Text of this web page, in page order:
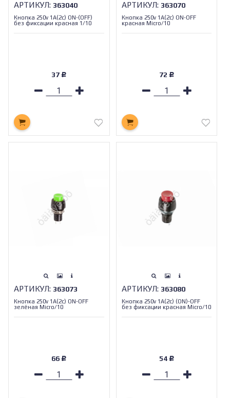
АРТИКУЛ: 363040
Кнопка 250v 1A(2c) ON-(OFF)
без фиксации красная 1/10
37 Р
АРТИКУЛ: 363070
Кнопка 250v 1A(2c) ON-OFF
красная Micro/10
72 Р
АРТИКУЛ: 363073
Кнопка 250v 1A(2c) ON-OFF
зелёная Micro/10
66 Р
АРТИКУЛ: 363080
Кнопка 250v 1A(2c) (ON)-OFF
без фиксации красная Micro/10
54 Р